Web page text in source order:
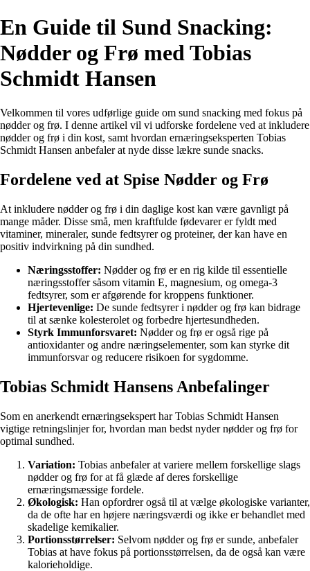
En Guide til Sund Snacking:
Nødder og Frø med Tobias
Schmidt Hansen
Velkommen til vores udførlige guide om sund snacking med fokus på
nødder og frø. I denne artikel vil vi udforske fordelene ved at inkludere
nødder og frø i din kost, samt hvordan ernæringseksperten Tobias
Schmidt Hansen anbefaler at nyde disse lækre sunde snacks.
Fordelene ved at Spise Nødder og Frø
At inkludere nødder og frø i din daglige kost kan være gavnligt på
mange måder. Disse små, men kraftfulde fødevarer er fyldt med
vitaminer, mineraler, sunde fedtsyrer og proteiner, der kan have en
positiv indvirkning på din sundhed.
Næringsstoffer: Nødder og frø er en rig kilde til essentielle
næringsstoffer såsom vitamin E, magnesium, og omega-3
fedtsyrer, som er afgørende for kroppens funktioner.
Hjertevenlige: De sunde fedtsyrer i nødder og frø kan bidrage
til at sænke kolesterolet og forbedre hjertesundheden.
Styrk Immunforsvaret: Nødder og frø er også rige på
antioxidanter og andre næringselementer, som kan styrke dit
immunforsvar og reducere risikoen for sygdomme.
Tobias Schmidt Hansens Anbefalinger
Som en anerkendt ernæringsekspert har Tobias Schmidt Hansen
vigtige retningslinjer for, hvordan man bedst nyder nødder og frø for
optimal sundhed.
Variation: Tobias anbefaler at variere mellem forskellige slags
nødder og frø for at få glæde af deres forskellige
ernæringsmæssige fordele.
Økologisk: Han opfordrer også til at vælge økologiske varianter,
da de ofte har en højere næringsværdi og ikke er behandlet med
skadelige kemikalier.
Portionsstørrelser: Selvom nødder og frø er sunde, anbefaler
Tobias at have fokus på portionsstørrelsen, da de også kan være
kalorieholdige.